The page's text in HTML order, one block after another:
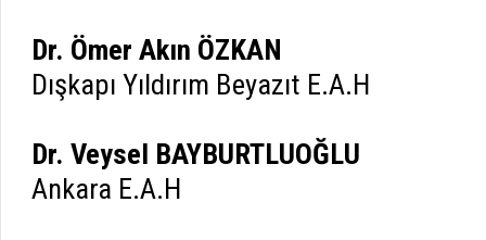
Dr. Ömer Akın ÖZKAN
Dışkapı Yıldırım Beyazıt E.A.H
Dr. Veysel BAYBURTLUOĞLU
Ankara E.A.H